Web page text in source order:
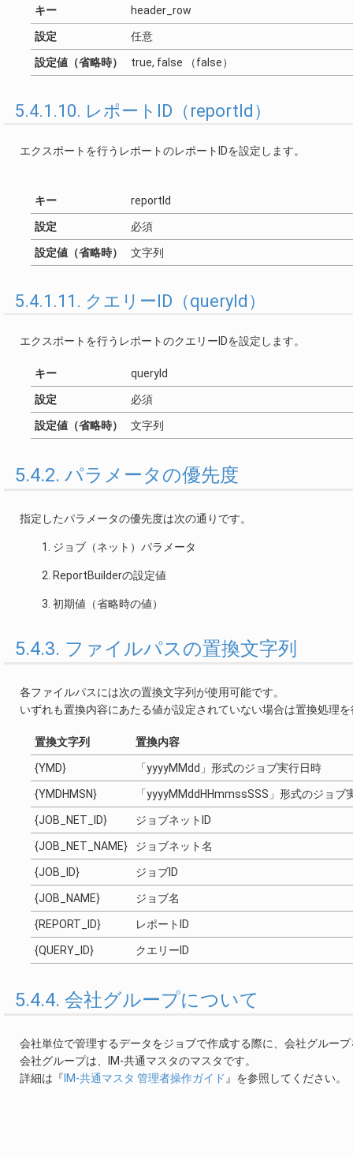
キー header_row
設定 任意
設定値（省略時） true, false （false）
5.4.1.10. レポートID（reportId）
エクスポートを行うレポートのレポートIDを設定します。
キー reportId
設定 必須
設定値（省略時） 文字列
5.4.1.11. クエリーID（queryId）
エクスポートを行うレポートのクエリーIDを設定します。
キー queryId
設定 必須
設定値（省略時） 文字列
5.4.2. パラメータの優先度
指定したパラメータの優先度は次の通りです。
ジョブ（ネット）パラメータ
ReportBuilderの設定値
初期値（省略時の値）
5.4.3. ファイルパスの置換文字列
各ファイルパスには次の置換文字列が使用可能です。
いずれも置換内容にあたる値が設定されていない場合は置換処理
置換文字列 置換内容
{YMD} 「yyyyMMdd」形式のジョブ実行日時
{YMDHMSN} 「yyyyMMddHHmmssSSS」形式のジョブ
{JOB_NET_ID} ジョブネットID
{JOB_NET_NAME} ジョブネット名
{JOB_ID} ジョブID
{JOB_NAME} ジョブ名
{REPORT_ID} レポートID
{QUERY_ID} クエリーID
5.4.4. 会社グループについて
会社単位で管理するデータをジョブで作成する際に、会社グルー
会社グループは、IM-共通マスタのマスタです。
詳細は『 IM-共通マスタ 管理者操作ガイド 』を参照してください。